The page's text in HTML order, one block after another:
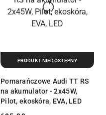
Pomarańczowe Audi TT RS
na akumulator - 2x45W,
Pilot, ekoskóra, EVA, LED
PRODUKT NIEDOSTĘPNY